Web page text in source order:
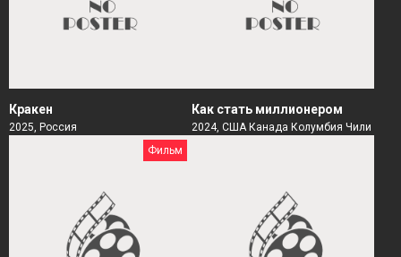
Кракен
2025, Россия
Как стать миллионером
2024, США Канада Колумбия Чили
Фильм